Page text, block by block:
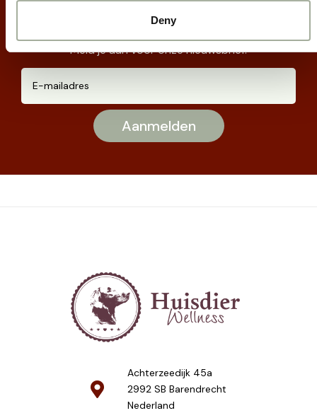
Deny
Meld je aan voor onze nieuwsbrief:
Achterzeedijk 45a
2992 SB Barendrecht
Nederland